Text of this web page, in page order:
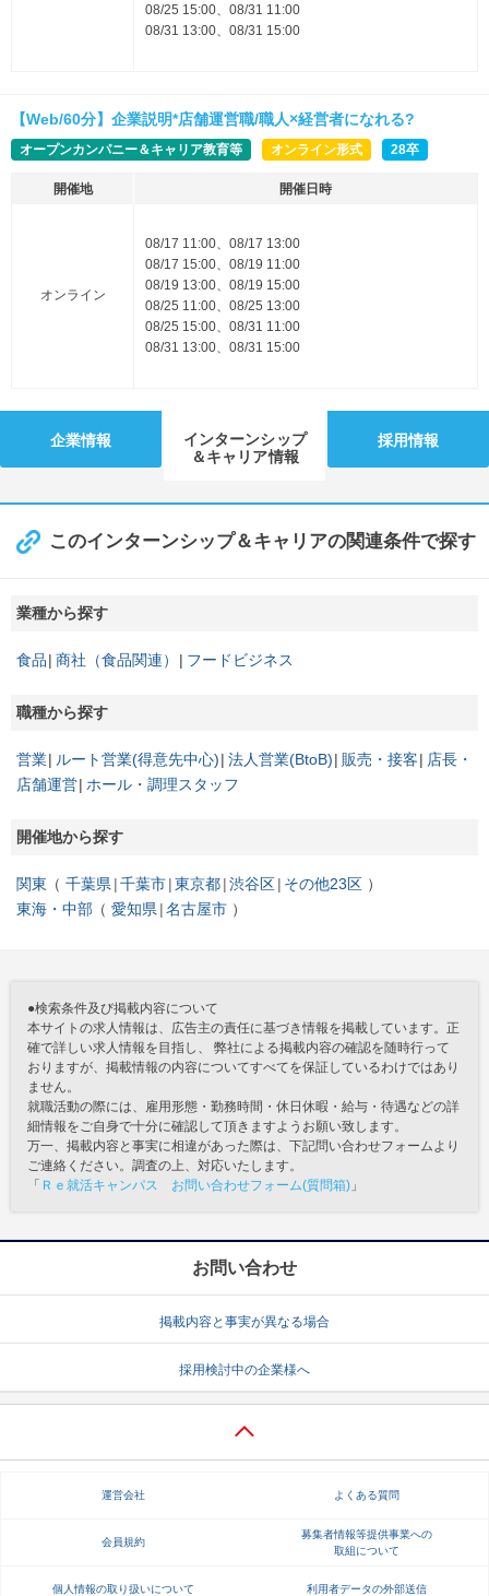
08/25 15:00、08/31 11:00
08/31 13:00、08/31 15:00
【Web/60分】企業説明*店舗運営職/職人×経営者になれる?
オープンカンパニー＆キャリア教育等 オンライン形式 28卒
開催地 開催日時
オンライン
08/17 11:00、08/17 13:00
08/17 15:00、08/19 11:00
08/19 13:00、08/19 15:00
08/25 11:00、08/25 13:00
08/25 15:00、08/31 11:00
08/31 13:00、08/31 15:00
企業情報
インターンシップ
＆キャリア情報
採用情報
このインターンシップ＆キャリアの関連条件で探す
業種から探す
食品 商社（食品関連） フードビジネス
職種から探す
営業 ルート営業(得意先中心) 法人営業(BtoB) 販売・接客
店長・
店舗運営 ホール・調理スタッフ
開催地から探す
関東 千葉県 千葉市 東京都 渋谷区 その他23区
東海・中部
愛知県 名古屋市
●検索条件及び掲載内容について
本サイトの求人情報は、広告主の責任に基づき情報を掲載しています。正
確で詳しい求人情報を目指し、 弊社による掲載内容の確認を随時行って
おりますが、掲載情報の内容についてすべてを保証しているわけではあり
ません。
就職活動の際には、雇用形態・勤務時間・休日休暇・給与・待遇などの詳
細情報をご自身で十分に確認して頂きますようお願い致します。
万一、掲載内容と事実に相違があった際は、下記問い合わせフォームより
ご連絡ください。調査の上、対応いたします。
「 Ｒｅ就活キャンパス お問い合わせフォーム(質問箱) 」
お問い合わせ
掲載内容と事実が異なる場合
採用検討中の企業様へ
運営会社 よくある質問
会員規約
募集者情報等提供事業への
取組について
個人情報の取り扱いについて 利用者データの外部送信